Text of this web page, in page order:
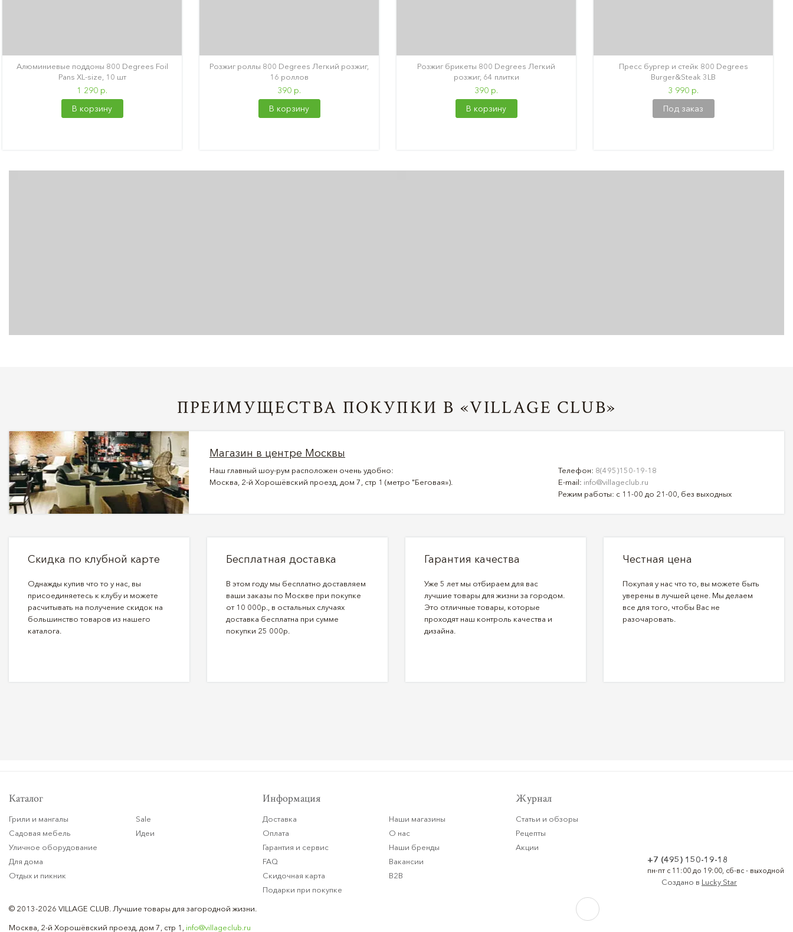
Алюминиевые поддоны 800 Degrees Foil
Pans XL-size, 10 шт
1 290 р.
В корзину
Розжиг роллы 800 Degrees Легкий розжиг,
16 роллов
390 р.
В корзину
Розжиг брикеты 800 Degrees Легкий
розжиг, 64 плитки
390 р.
В корзину
Пресс бургер и стейк 800 Degrees
Burger&Steak 3LB
3 990 р.
Под заказ
ПРЕИМУЩЕСТВА ПОКУПКИ В «VILLAGE CLUB»
Магазин в центре Москвы
Наш главный шоу-рум расположен очень удобно:
Москва, 2-й Хорошёвский проезд, дом 7, стр 1 (метро "Беговая»).
Телефон: 8(495)150-19-18
E-mail: info@villageclub.ru
Режим работы: с 11-00 до 21-00, без выходных
Скидка по клубной карте
Однажды купив что то у нас, вы
присоединяетесь к клубу и можете
расчитывать на получение скидок на
большинство товаров из нашего
каталога.
Бесплатная доставка
В этом году мы бесплатно доставляем
ваши заказы по Москве при покупке
от 10 000р., в остальных случаях
доставка бесплатна при сумме
покупки 25 000р.
Гарантия качества
Уже 5 лет мы отбираем для вас
лучшие товары для жизни за городом.
Это отличные товары, которые
проходят наш контроль качества и
дизайна.
Честная цена
Покупая у нас что то, вы можете быть
уверены в лучшей цене. Мы делаем
все для того, чтобы Вас не
разочаровать.
Каталог
Грили и мангалы
Садовая мебель
Уличное оборудование
Для дома
Отдых и пикник
Sale
Идеи
Информация
Доставка
Оплата
Гарантия и сервис
FAQ
Скидочная карта
Подарки при покупке
Наши магазины
О нас
Наши бренды
Вакансии
B2B
Журнал
Статьи и обзоры
Рецепты
Акции
© 2013-2026 VILLAGE CLUB. Лучшие товары для загородной жизни.
Москва, 2-й Хорошёвский проезд, дом 7, стр 1, info@villageclub.ru
+7 (495) 150-19-18
пн-пт с 11:00 до 19:00, сб-вс - выходной
Создано в Lucky Star